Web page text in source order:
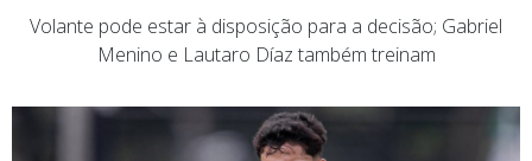
Volante pode estar à disposição para a decisão; Gabriel
Menino e Lautaro Díaz também treinam